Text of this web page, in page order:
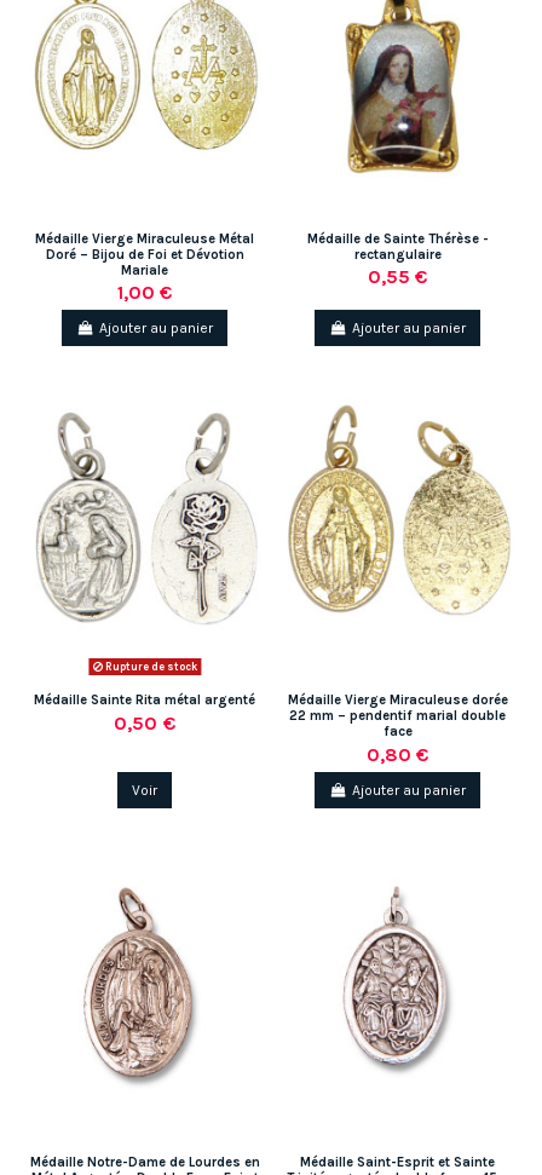
Médaille Vierge Miraculeuse Métal
Doré – Bijou de Foi et Dévotion
Mariale
1,00 €
Ajouter au panier
Médaille de Sainte Thérèse -
rectangulaire
0,55 €
Ajouter au panier
Rupture de stock
Médaille Sainte Rita métal argenté
0,50 €
Voir
Médaille Vierge Miraculeuse dorée
22 mm – pendentif marial double
face
0,80 €
Ajouter au panier
Médaille Notre-Dame de Lourdes en
Médaille Saint-Esprit et Sainte